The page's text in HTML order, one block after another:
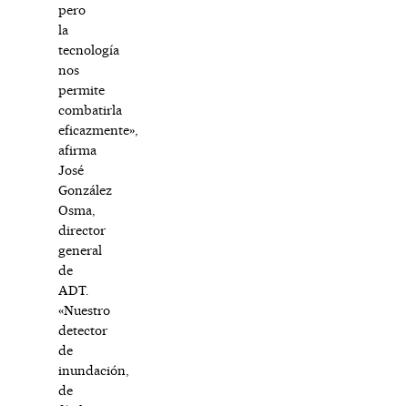
pero
la
tecnología
nos
permite
combatirla
eficazmente»,
afirma
José
González
Osma,
director
general
de
ADT.
«Nuestro
detector
de
inundación,
de